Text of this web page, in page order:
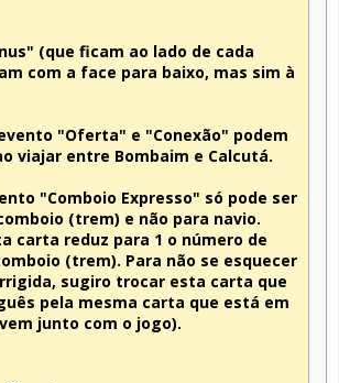
(que ficam ao lado de cada
com a face para baixo, mas sim à
"Oferta" e "Conexão" podem
viajar entre Bombaim e Calcutá.
"Comboio Expresso" só pode ser
(trem) e não para navio.
carta reduz para 1 o número de
(trem). Para não se esquecer
sugiro trocar esta carta que
pela mesma carta que está em
junto com o jogo).